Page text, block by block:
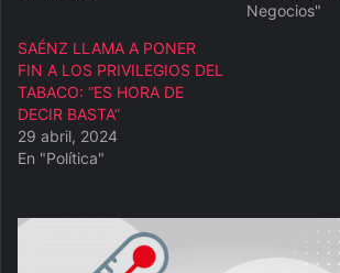
Negocios"
SAÉNZ LLAMA A PONER
FIN A LOS PRIVILEGIOS DEL
TABACO: “ES HORA DE
DECIR BASTA”
29 abril, 2024
En "Política"